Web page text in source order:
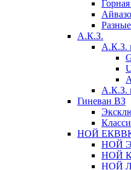
Разные
А.К.З.
А.К.З.
А.К.З.
Гиневан ВЗ
НОЙ
НОЙ
НОЙ
НОЙ